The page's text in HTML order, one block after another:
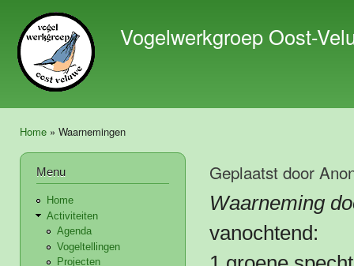
en
de
Vogelwerkgroep Oost-
Home » Waarnemingen
Menu
Home
Activiteiten
Agenda
Vogeltellingen
Projecten
Geplaatst door
Waarneming
vanochtend: